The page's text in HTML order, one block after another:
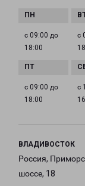
с 09:00 до
18:00
с
с 09:00 до
18:00
с
ВЛАДИВОСТОК
Россия,
шоссе, 18